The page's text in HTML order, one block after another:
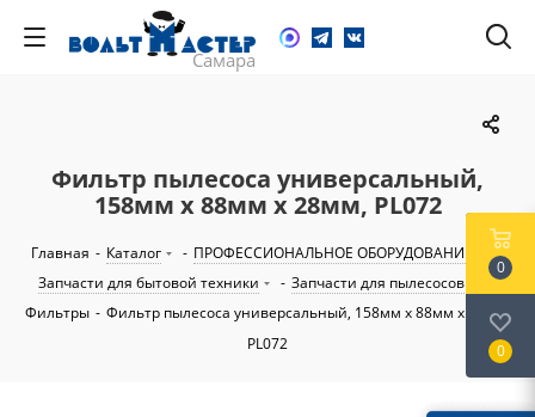
Фильтр пылесоса универсальный,
158мм х 88мм х 28мм, PL072
Главная - Каталог - ПРОФЕССИОНАЛЬНОЕ ОБОРУДОВАНИЕ
-
Запчасти для бытовой техники
- Запчасти для пылесосов
Фильтры - Фильтр пылесоса универсальный, 158мм х 88мм х 28мм,
PL072
0
0